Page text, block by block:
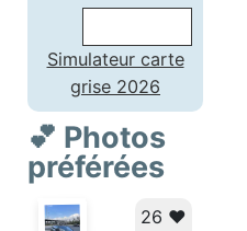
Simulateur carte
grise 2026
💕 Photos
préférées
26 ❤️